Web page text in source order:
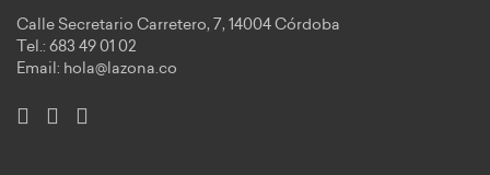
Calle Secretario Carretero, 7, 14004 Córdoba
Tel.: 683 49 01 02
Email: hola@lazona.co